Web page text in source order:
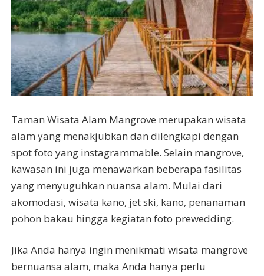
Taman Wisata Alam Mangrove merupakan wisata
alam yang menakjubkan dan dilengkapi dengan
spot foto yang instagrammable. Selain mangrove,
kawasan ini juga menawarkan beberapa fasilitas
yang menyuguhkan nuansa alam. Mulai dari
akomodasi, wisata kano, jet ski, kano, penanaman
pohon bakau hingga kegiatan foto prewedding.
Jika Anda hanya ingin menikmati wisata mangrove
bernuansa alam, maka Anda hanya perlu